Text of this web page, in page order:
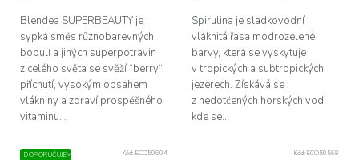
Blendea SUPERBEAUTY je
sypká směs různobarevných
bobulí a jiných superpotravin
z celého světa se svěží “berry“
příchutí, vysokým obsahem
vlákniny a zdraví prospěšného
vitaminu...
Spirulina je sladkovodní
vláknitá řasa modrozelené
barvy, která se vyskytuje
v tropických a subtropických
jezerech. Získává se
z nedotčených horských vod,
kde se...
DOPORUČUJEME Kód: ECO50604 Kód: ECO50568